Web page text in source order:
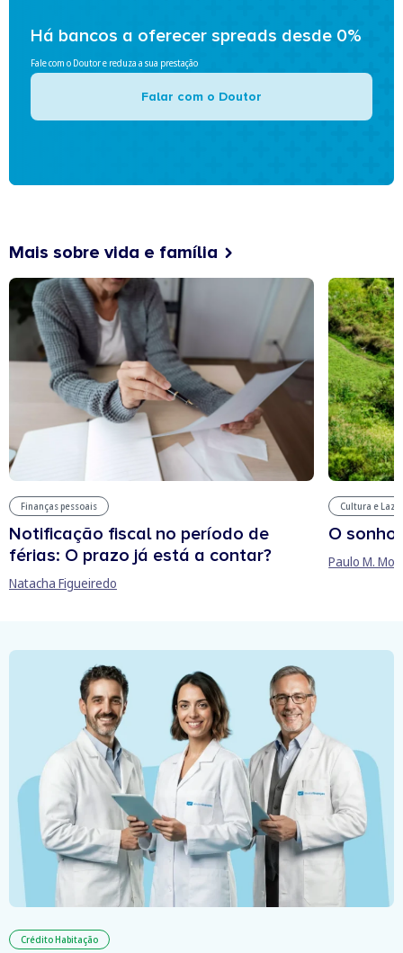
Há bancos a oferecer spreads desde 0%
Fale com o Doutor e reduza a sua prestação
Falar com o Doutor
Mais sobre vida e família
Finanças pessoais
Notificação fiscal no período de
férias: O prazo já está a contar?
Natacha Figueiredo
Cultura e
O sonho
Paulo M.
Crédito Habitação